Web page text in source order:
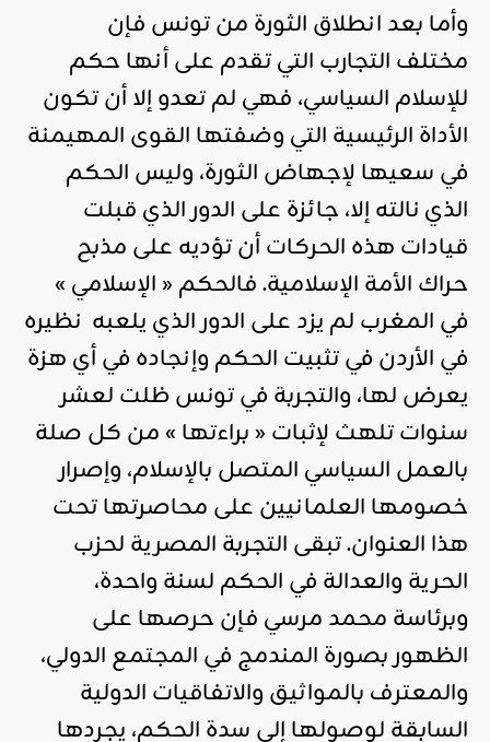
مختلف التجارب التي تقدم على أنها حكم
للإسلام السياسي، فهي لم تعدو إلا أن تكون
الأداة الرئيسية التي وضفتها القوى المهيمنة
في سعيها لإجهاض الثورة، وليس الحكم
الذي نالته إلا، جائزة على الدور الذي قبلت
قيادات هذه الحركات أن تؤديه على مذبح
حراك الأمة الإسلامية. فالحكم « الإسلامي »
في المغرب لم يزد على الدور الذي يلعبه نظيره
في الأردن في تثبيت الحكم وإنجاده في أي هزة
يعرض لها، والتجربة في تونس ظلت لعشر
سنوات تلهث لإثبات « براءتها » من كل صلة
بالعمل السياسي المتصل بالإسلام، وإصرار
خصومها العلمانيين على محاصرتها تحت
هذا العنوان. تبقى التجربة المصرية لحزب
الحرية والعدالة في الحكم لسنة واحدة،
وبرئاسة محمد مرسي فإن حرصها على
الظهور بصورة المندمج في المجتمع الدولي،
والمعترف بالمواثيق والاتفاقيات الدولية
السابقة لوصولها إلى سدة الحكم، يجردها